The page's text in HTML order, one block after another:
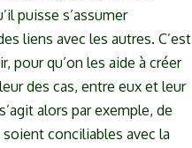
puisse s’assumer
liens avec les autres. C’est
pour qu’on les aide à créer
des cas, entre eux et leur
alors par exemple, de
conciliables avec la